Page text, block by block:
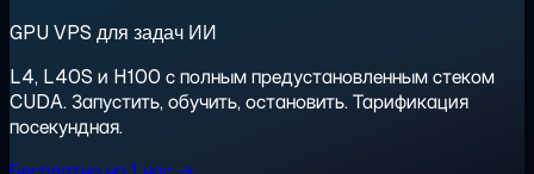
GPU VPS для задач ИИ
L4, L40S и H100 с полным предустановленным стеком
CUDA. Запустить, обучить, остановить. Тарификация
посекундная.